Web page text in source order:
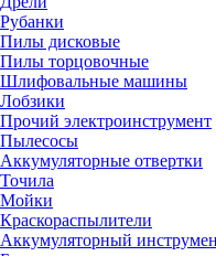
Рубанки
Пилы дисковые
Пилы торцовочные
Шлифовальные машины
Лобзики
Прочий электроинструмент
Пылесосы
Аккумуляторные отвертки
Точила
Мойки
Краскораспылители
Аккумуляторный